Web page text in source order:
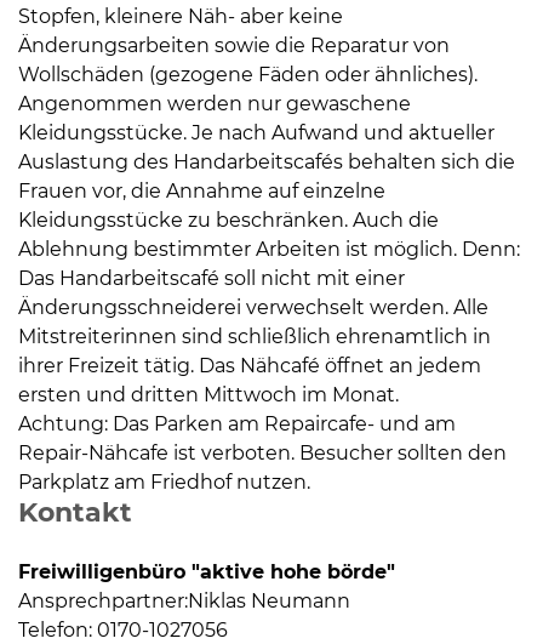
Stopfen, kleinere Näh- aber keine
Änderungsarbeiten sowie die Reparatur von
Wollschäden (gezogene Fäden oder ähnliches).
Angenommen werden nur gewaschene
Kleidungsstücke. Je nach Aufwand und aktueller
Auslastung des Handarbeitscafés behalten sich die
Frauen vor, die Annahme auf einzelne
Kleidungsstücke zu beschränken. Auch die
Ablehnung bestimmter Arbeiten ist möglich. Denn:
Das Handarbeitscafé soll nicht mit einer
Änderungsschneiderei verwechselt werden. Alle
Mitstreiterinnen sind schließlich ehrenamtlich in
ihrer Freizeit tätig. Das Nähcafé öffnet an jedem
ersten und dritten Mittwoch im Monat.
Achtung: Das Parken am Repaircafe- und am
Repair-Nähcafe ist verboten. Besucher sollten den
Parkplatz am Friedhof nutzen.
Kontakt
Freiwilligenbüro "aktive hohe börde"
Ansprechpartner:Niklas Neumann
Telefon: 0170-1027056